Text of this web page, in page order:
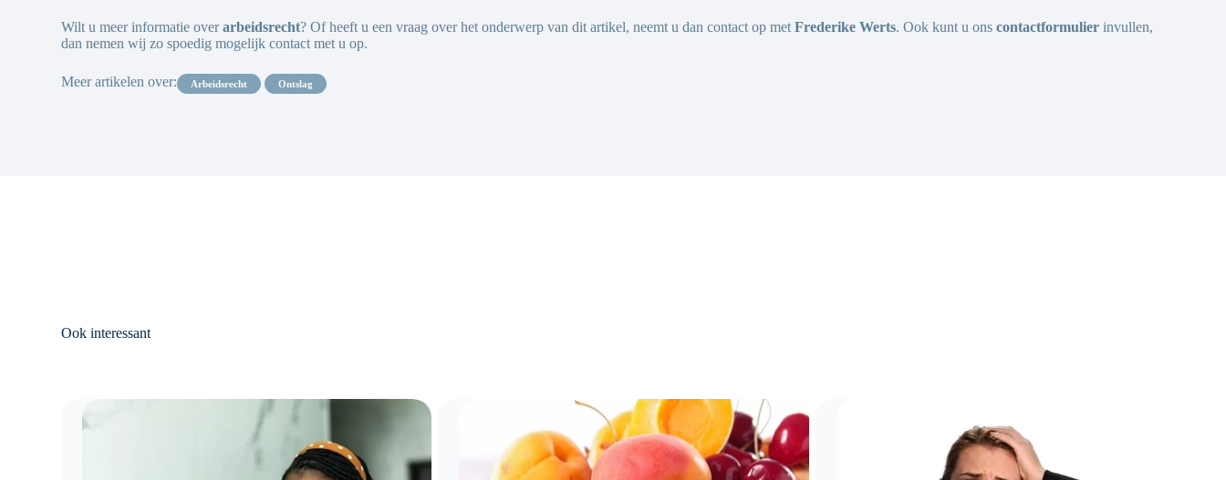
Wilt u meer informatie overarbeidsrecht? Of heeft u een vraag over het onderwerp van dit artikel, neemt u dan contact op metFrederike Werts. Ook kunt u onscontactformulier invullen,
dan nemen wij zo spoedig mogelijk contact met u op.
Meer artikelen over: arbeidsrecht ontslag
Ook interessant